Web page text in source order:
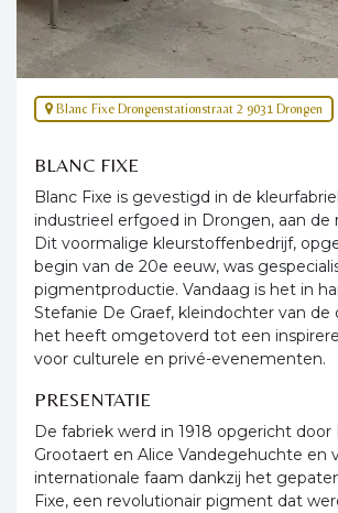
Blanc Fixe Drongenstationstraat 2 9031 Drongen
BLANC FIXE
Blanc Fixe is gevestigd in de
industrieel erfgoed in Drongen, aan de
Dit voormalige kleurstoffenbedrijf,
begin van de 20e eeuw, was
pigmentproductie. Vandaag is het in
Stefanie De Graef, kleindochter van de
het heeft omgetoverd tot een
voor culturele en privé-evenementen.
PRESENTATIE
De fabriek werd in 1918 opgericht door
Grootaert en Alice Vandegehuchte en
internationale faam dankzij het
Fixe, een revolutionair pigment dat